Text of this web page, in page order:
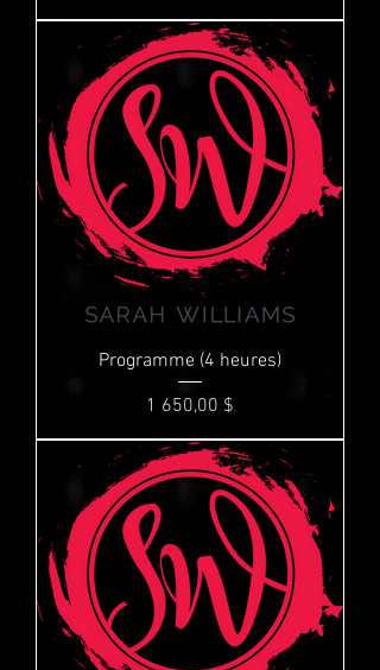
Programme (4 heures)
Prix
1 650,00 $